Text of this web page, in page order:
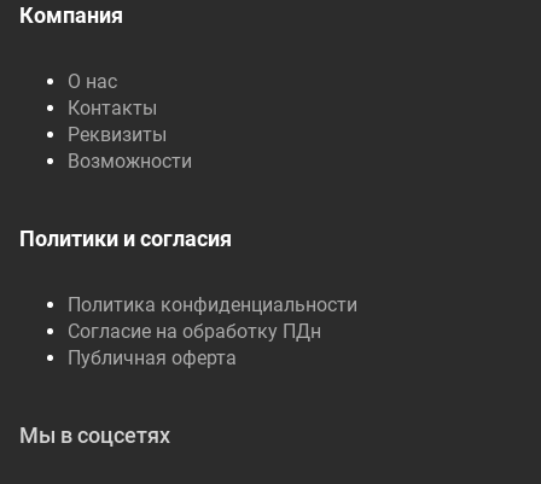
Компания
О нас
Контакты
Реквизиты
Возможности
Политики и согласия
Политика конфиденциальности
Согласие на обработку ПДн
Публичная оферта
Мы в соцсетях